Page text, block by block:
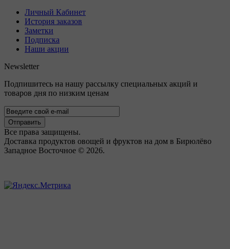
Личный Кабинет
История заказов
Заметки
Подписка
Наши акции
Newsletter
Подпишитесь на нашу рассылку специальных акций и
товаров дня по низким ценам
Отправить
Все права защищены.
Доставка продуктов овощей и фруктов на дом в Бирюлёво
Западное Восточное © 2026.